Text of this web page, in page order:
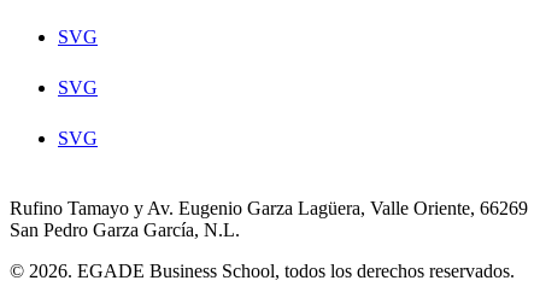
SVG
SVG
SVG
Rufino Tamayo y Av. Eugenio Garza Lagüera, Valle Oriente, 66269
San Pedro Garza García, N.L.
© 2026. EGADE Business School, todos los derechos reservados.